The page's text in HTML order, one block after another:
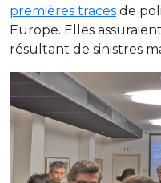
premières traces de
Europe. Elles
résultant de sinistres